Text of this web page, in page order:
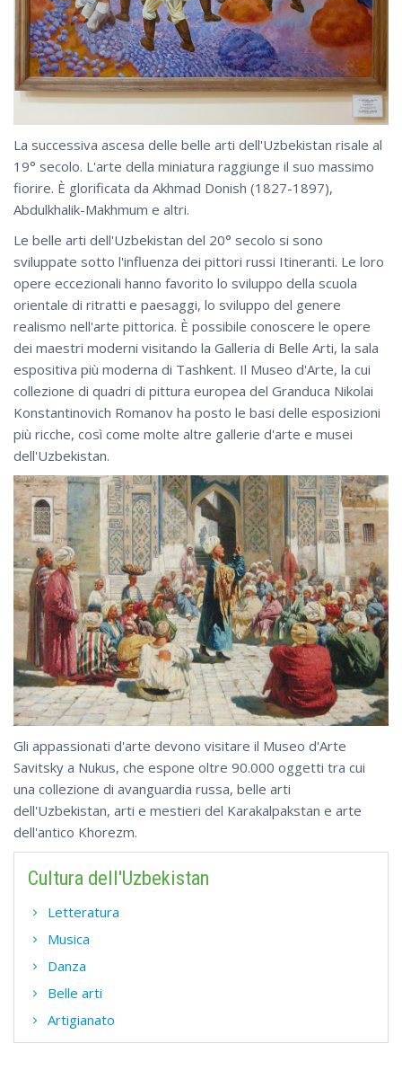
La successiva ascesa delle belle arti dell'Uzbekistan risale al
19° secolo. L'arte della miniatura raggiunge il suo massimo
fiorire. È glorificata da Akhmad Donish (1827-1897),
Abdulkhalik-Makhmum e altri.
Le belle arti dell'Uzbekistan del 20° secolo si sono
sviluppate sotto l'influenza dei pittori russi Itineranti. Le loro
opere eccezionali hanno favorito lo sviluppo della scuola
orientale di ritratti e paesaggi, lo sviluppo del genere
realismo nell'arte pittorica. È possibile conoscere le opere
dei maestri moderni visitando la Galleria di Belle Arti, la sala
espositiva più moderna di Tashkent. Il Museo d'Arte, la cui
collezione di quadri di pittura europea del Granduca Nikolai
Konstantinovich Romanov ha posto le basi delle esposizioni
più ricche, così come molte altre gallerie d'arte e musei
dell'Uzbekistan.
Gli appassionati d'arte devono visitare il Museo d'Arte
Savitsky a Nukus, che espone oltre 90.000 oggetti tra cui
una collezione di avanguardia russa, belle arti
dell'Uzbekistan, arti e mestieri del Karakalpakstan e arte
dell'antico Khorezm.
Cultura dell'Uzbekistan
Letteratura
Musica
Danza
Belle arti
Artigianato